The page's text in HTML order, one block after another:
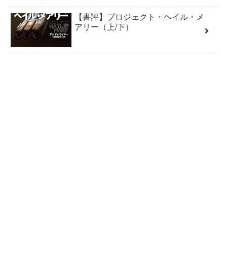
【書評】プロジェクト・ヘイル・メ
アリー（上/下）